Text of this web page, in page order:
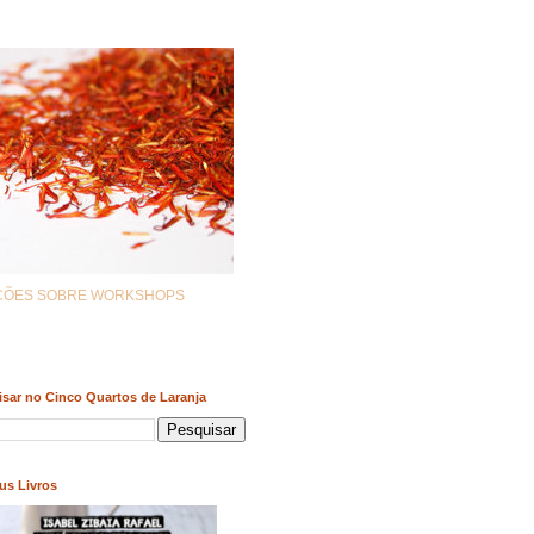
SOBRE WORKSHOPS
no Cinco Quartos de Laranja
Livros